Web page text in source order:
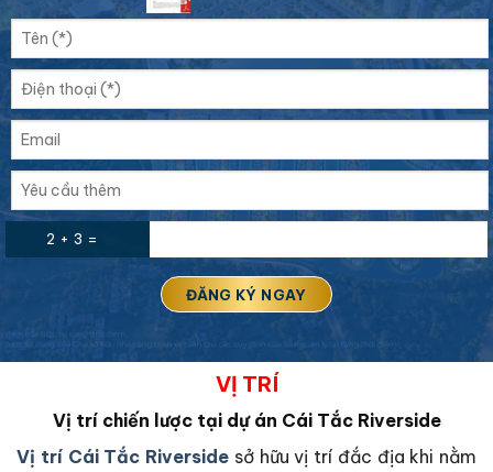
2 + 3 =
VỊ TRÍ
Vị trí chiến lược tại dự án Cái Tắc Riverside
Vị trí Cái Tắc Riverside sở hữu vị trí đắc địa khi nằm